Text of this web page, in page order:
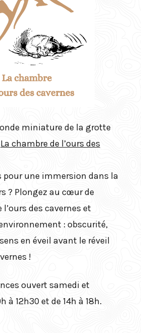
miniature de la grotte
La chambre de l’ours des
pour une immersion dans la
? Plongez au cœur de
des cavernes et
: obscurité,
en éveil avant le réveil
!
ouvert samedi et
à 12h30 et de 14h à 18h.